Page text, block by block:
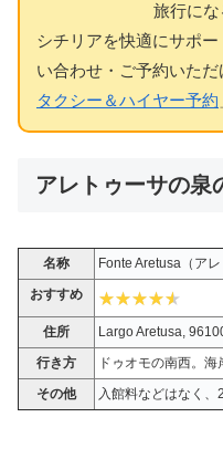
旅行に
シチリアを快適にサポ
い合わせ・ご予約いた
タクシー＆ハイヤー予約
アレトゥーサの泉
名称
Fonte Aretusa（アレ
おすすめ
住所
Largo Aretusa,
行き方
ドゥオモの南西。海
その他
入館料などはなく、